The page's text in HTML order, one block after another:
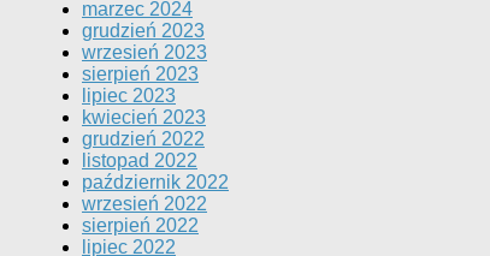
marzec 2024
grudzień 2023
wrzesień 2023
sierpień 2023
lipiec 2023
kwiecień 2023
grudzień 2022
listopad 2022
październik 2022
wrzesień 2022
sierpień 2022
lipiec 2022